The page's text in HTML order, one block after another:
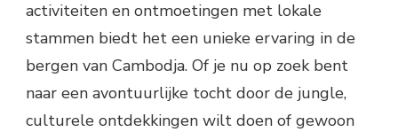
activiteiten en ontmoetingen met lokale
stammen biedt het een unieke ervaring in de
bergen van Cambodja. Of je nu op zoek bent
naar een avontuurlijke tocht door de jungle,
culturele ontdekkingen wilt doen of gewoon